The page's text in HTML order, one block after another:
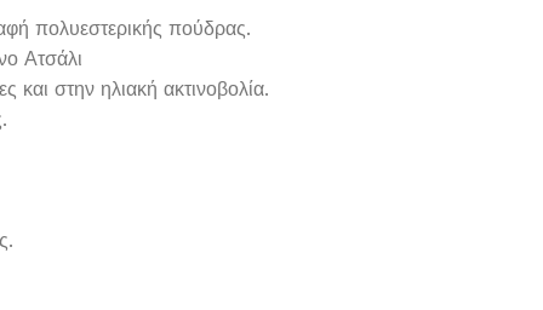
πολυεστερικής πούδρας.
Ατσάλι
και στην ηλιακή ακτινοβολία.